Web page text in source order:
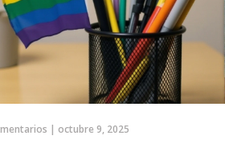
| octubre 9, 2025